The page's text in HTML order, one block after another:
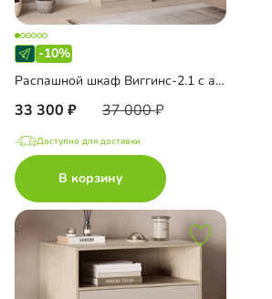
-10%
Распашной шкаф Виггинс-2.1 с антресолью
33 300 37 000
Доступно для доставки
В корзину